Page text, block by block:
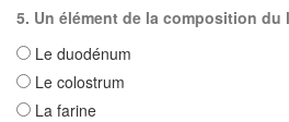
5. Un élément de la composition du
Le duodénum
Le colostrum
La farine